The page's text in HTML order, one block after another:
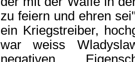
zu feiern und ehren
ein Kriegstreiber,
war weiss
negativen